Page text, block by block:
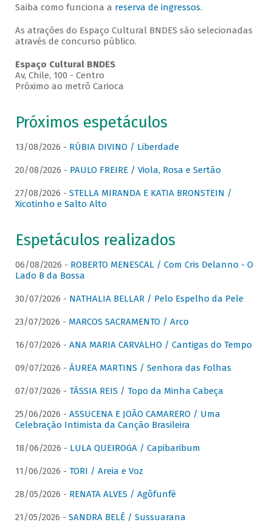
Saiba como funciona a reserva de ingressos.
As atrações do Espaço Cultural BNDES são selecionadas
através de concurso público.
Espaço Cultural BNDES
Av, Chile, 100 - Centro
Próximo ao metrô Carioca
Próximos espetáculos
13/08/2026 - RÚBIA DIVINO / Liberdade
20/08/2026 - PAULO FREIRE / Viola, Rosa e Sertão
27/08/2026 - STELLA MIRANDA E KATIA BRONSTEIN /
Xicotinho e Salto Alto
Espetáculos realizados
06/08/2026 - ROBERTO MENESCAL / Com Cris Delanno - O
Lado B da Bossa
30/07/2026 - NATHALIA BELLAR / Pelo Espelho da Pele
23/07/2026 - MARCOS SACRAMENTO / Arco
16/07/2026 - ANA MARIA CARVALHO / Cantigas do Tempo
09/07/2026 - ÁUREA MARTINS / Senhora das Folhas
07/07/2026 - TÁSSIA REIS / Topo da Minha Cabeça
25/06/2026 - ASSUCENA E JOÃO CAMARERO / Uma
Celebração Intimista da Canção Brasileira
18/06/2026 - LULA QUEIROGA / Capibaribum
11/06/2026 - TORI / Areia e Voz
28/05/2026 - RENATA ALVES / Agôfunfè
21/05/2026 - SANDRA BELÊ / Sussuarana